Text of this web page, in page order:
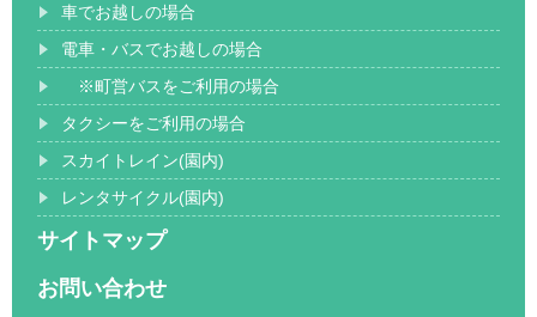
車でお越しの場合
電車・バスでお越しの場合
※町営バスをご利用の場合
タクシーをご利用の場合
スカイトレイン(園内)
レンタサイクル(園内)
サイトマップ
お問い合わせ